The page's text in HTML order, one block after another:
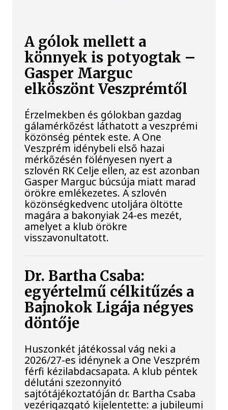
A gólok mellett a
könnyek is potyogtak –
Gasper Marguc
elköszönt Veszprémtől
Érzelmekben és gólokban gazdag
gálamérkőzést láthatott a veszprémi
közönség péntek este. A One
Veszprém idénybeli első hazai
mérkőzésén fölényesen nyert a
szlovén RK Celje ellen, az est azonban
Gasper Marguc búcsúja miatt marad
örökre emlékezetes. A szlovén
közönségkedvenc utoljára öltötte
magára a bakonyiak 24-es mezét,
amelyet a klub örökre
visszavonultatott.
Dr. Bartha Csaba:
egyértelmű célkitűzés a
Bajnokok Ligája négyes
döntője
Huszonkét játékossal vág neki a
2026/27-es idénynek a One Veszprém
férfi kézilabdacsapata. A klub péntek
délutáni szezonnyitó
sajtótájékoztatóján dr. Bartha Csaba
vezérigazgató kijelentette: a jubileumi